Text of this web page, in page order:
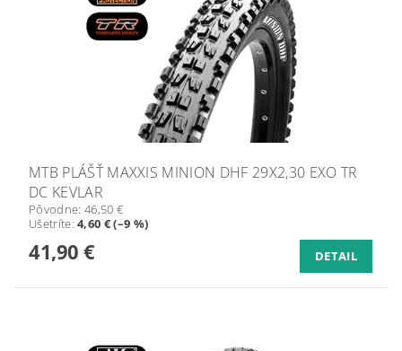
MTB PLÁŠŤ MAXXIS MINION DHF 29X2,30 EXO TR
DC KEVLAR
Pôvodne: 46,50 €
Ušetríte:4,60 € (–9 %)
41,90 € DETAIL